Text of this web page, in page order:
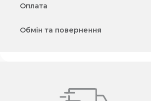
Оплата
Обмін та повернення